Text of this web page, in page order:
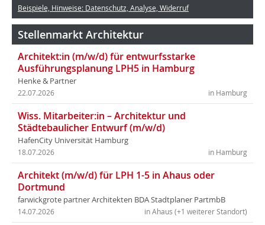
Beispiele, Hinweise: Datenschutz, Analyse, Widerruf
Stellenmarkt Architektur
Architekt:in (m/w/d) für entwurfsstarke
Ausführungsplanung LPH5 in Hamburg
Henke & Partner
in Hamburg
22.07.2026
Wiss. Mitarbeiter:in – Architektur und
Städtebaulicher Entwurf (m/w/d)
HafenCity Universität Hamburg
in Hamburg
18.07.2026
Architekt (m/w/d) für LPH 1-5 in Ahaus oder
Dortmund
farwickgrote partner Architekten BDA Stadtplaner PartmbB
in Ahaus (+1 weiterer Standort)
14.07.2026